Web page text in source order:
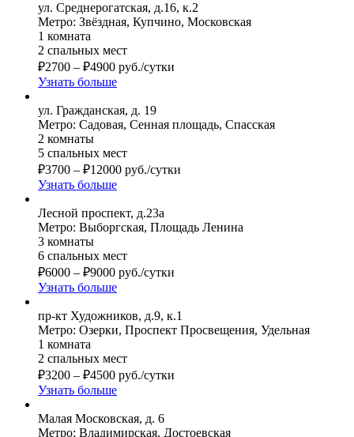
ул. Среднерогатская, д.16, к.2
Метро: Звёздная, Купчино, Московская
1 комната
2 спальных мест
₽2700 – ₽4900 руб./сутки
Узнать больше
ул. Гражданская, д. 19
Метро: Садовая, Сенная площадь, Спасская
2 комнаты
5 спальных мест
₽3700 – ₽12000 руб./сутки
Узнать больше
Лесной проспект, д.23а
Метро: Выборгская, Площадь Ленина
3 комнаты
6 спальных мест
₽6000 – ₽9000 руб./сутки
Узнать больше
пр-кт Художников, д.9, к.1
Метро: Озерки, Проспект Просвещения, Удельная
1 комната
2 спальных мест
₽3200 – ₽4500 руб./сутки
Узнать больше
Малая Московская, д. 6
Метро: Владимирская, Достоевская